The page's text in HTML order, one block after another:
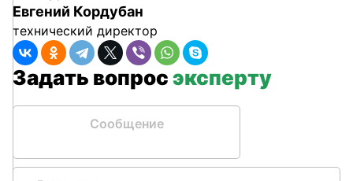
Евгений Кордубан
технический директор
Задать вопросэксперту